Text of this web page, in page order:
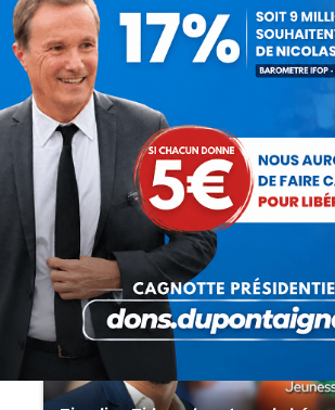
Lorsque tout flambe et que l’État
s’affaisse.